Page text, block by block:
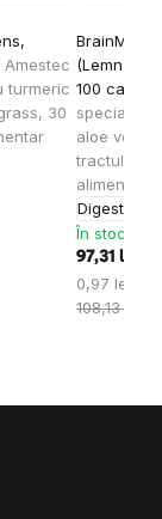
Amestec
turmeric
30
BrainMax
(Lemn-
100
special de
aloe vera
tractului
alimentar
Digestie
În stoc
97,31 lei
Evaluare
preţ:
0,97 lei / 1
108,13 lei